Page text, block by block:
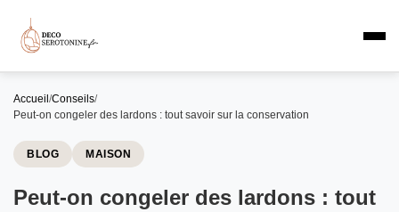
Accueil /Conseils/
Peut-on congeler des lardons : tout savoir sur la conservation
BLOG MAISON
Peut-on congeler des lardons : tout